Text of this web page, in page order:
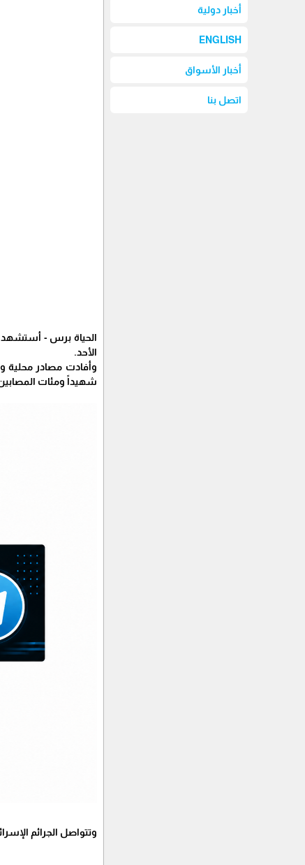
أخبار دولية
ENGLISH
أخبار الأسواق
اتصل بنا
الحياة برس - أستشهد
الأحد.
شهيداً ومئات
وتتواصل الجرائم الإسرائيلية بحق المدنيين